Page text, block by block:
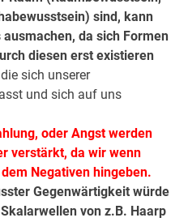
sind, kann
da sich Formen
diesen erst existieren
sich unserer
und sich auf uns
oder Angst werden
verstärkt, da wir wenn
Negativen hingeben.
Gegenwärtigkeit würde
von z.B. Haarp